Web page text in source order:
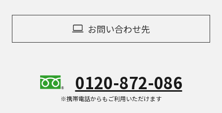
お問い合わせ先
0120-872-086
※携帯電話からもご利用いただけます